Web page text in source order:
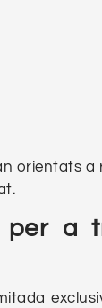
orientats a
per a